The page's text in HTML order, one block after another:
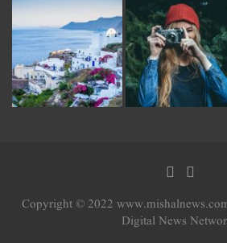
Copyright © 2022
Digital News